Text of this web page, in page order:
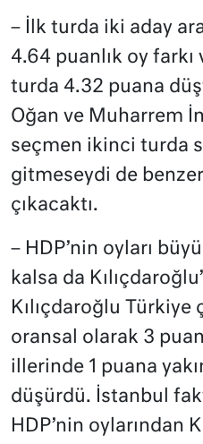
– İlk turda iki aday
4.64 puanlık oy
turda 4.32 puana
Oğan ve Muharrem
seçmen ikinci turda
gitmeseydi de
çıkacaktı.
– HDP’nin oyları
kalsa da
Kılıçdaroğlu Türkiye
oransal olarak 3
illerinde 1 puana
düşürdü. İstanbul
HDP’nin oylarından